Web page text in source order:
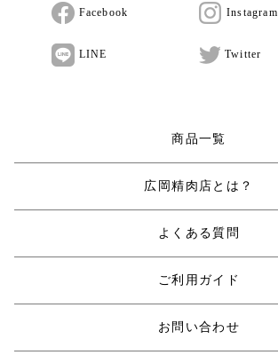
Facebook Instagram
LINE Twitter
商品一覧
広岡精肉店とは？
よくある質問
ご利用ガイド
お問い合わせ